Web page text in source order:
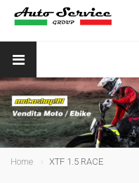
Home XTF 1.5 RACE